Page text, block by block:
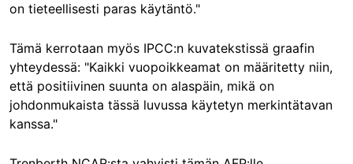
on tieteellisesti paras käytäntö."
Tämä kerrotaan myös IPCC:n kuvatekstissä graafin
yhteydessä: "Kaikki vuopoikkeamat on määritetty niin,
että positiivinen suunta on alaspäin, mikä on
johdonmukaista tässä luvussa käytetyn merkintätavan
kanssa."